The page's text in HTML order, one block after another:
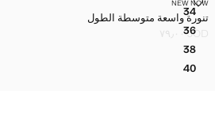
المقاسات
34تنورة واسعة متوسطة الطول
36تنورة واسعة متوسطة الطول
38تنورة واسعة متوسطة الطول
40تنورة واسعة متوسطة الطول
NEW NOW
تنورة واسعة متوسطة الطول
السعر الحالي [JOD ٧٩٫٠٠ ]
JOD ٧٩٫٠٠